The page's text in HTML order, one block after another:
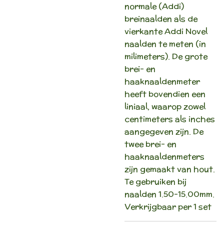
normale (Addi)
breinaalden als de
vierkante Addi Novel
naalden te meten (in
milimeters). De grote
brei- en
haaknaaldenmeter
heeft bovendien een
liniaal, waarop zowel
centimeters als inches
aangegeven zijn. De
twee brei- en
haaknaaldenmeters
zijn gemaakt van hout.
Te gebruiken bij
naalden 1.50-15.00mm.
Verkrijgbaar per 1 set